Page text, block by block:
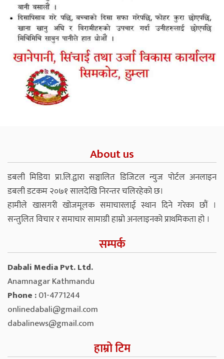
About us
डबली मिडिया प्रा.लि.द्वारा सञ्चालित डिजिटल न्युज पोर्टल अनलाइन
डबली डटकम २०७१ सालदेखि निरन्तर चलिरहेको छ।
हामीले खासगरी खोजमूलक समाचारलाई स्थान दिने गरेका छौं ।
सन्तुलित विचार र समाचार सामाग्री हाम्रो अनलाइनको प्राथमिकता हो ।
सम्पर्क
Dabali Media Pvt. Ltd.
Anamnagar Kathmandu
Phone :01-4771244
onlinedabali@gmail.com
dabalinews@gmail.com
हाम्रो टिम